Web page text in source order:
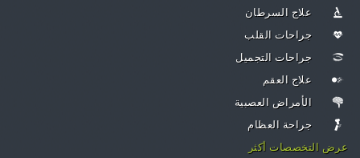
علاج السرطان
جراحات القلب
جراحات التجميل
علاج العقم
الأمراض العصبية
جراحة العظام
عرض التخصصات أكثر